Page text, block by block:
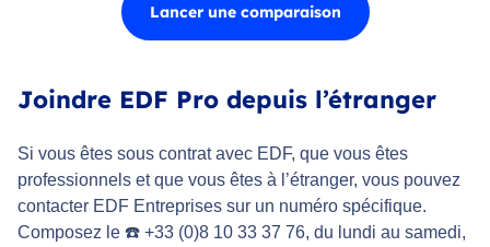
Lancer une comparaison
Joindre EDF Pro depuis l’étranger
Si vous êtes sous contrat avec EDF, que vous êtes
professionnels et que vous êtes à l’étranger, vous pouvez
contacter EDF Entreprises sur un numéro spécifique.
Composez le ☎️ +33 (0)8 10 33 37 76, du lundi au samedi,